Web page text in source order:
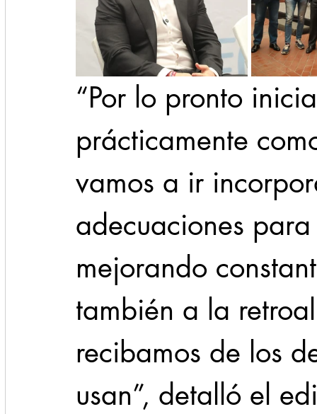
“Por lo pronto
prácticamente
vamos a ir
adecuaciones
mejorando
también a la
recibamos de los
usan”, detalló el